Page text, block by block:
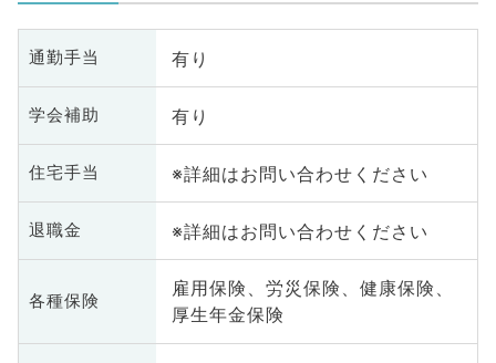
通勤手当 有り
学会補助 有り
住宅手当 ※詳細はお問い合わせください
退職金 ※詳細はお問い合わせください
各種保険
雇用保険、労災保険、健康保険、
厚生年金保険